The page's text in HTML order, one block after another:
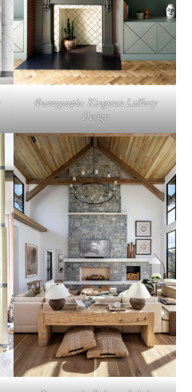
Φωτογραφία: Kingston Lafferty
Design